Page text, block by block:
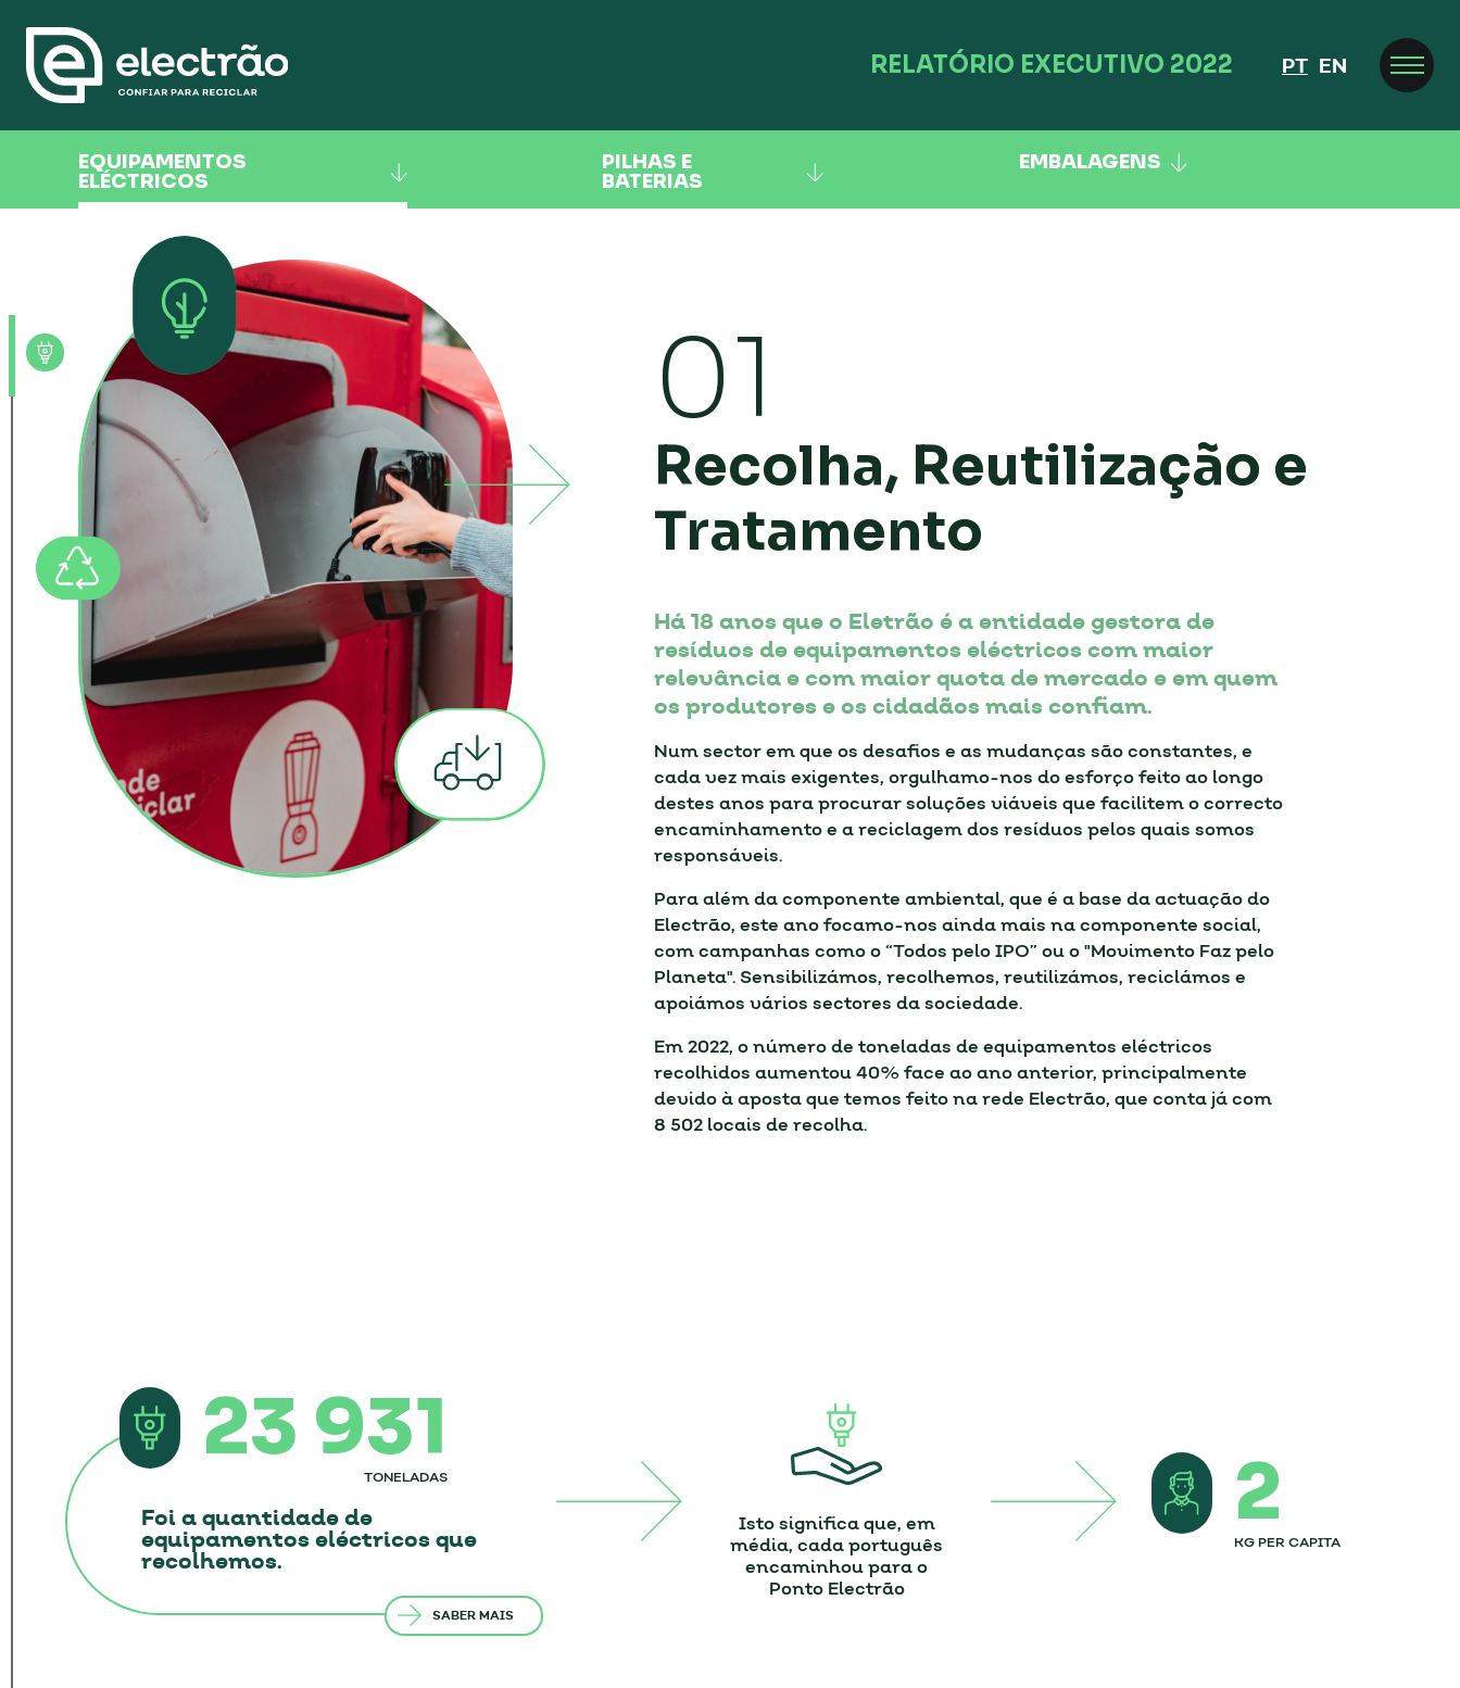
RELATÓRIO EXECUTIVO 2022 PT EN
EQUIPAMENTOS
ELÉCTRICOS
PILHAS E
BATERIAS
EMBALAGENS
01
Recolha, Reutilização e
Tratamento
Há 18 anos que o Eletrão é a entidade gestora de
resíduos de equipamentos eléctricos com maior
relevância e com maior quota de mercado e em quem
os produtores e os cidadãos mais confiam.
Num sector em que os desafios e as mudanças são constantes, e
cada vez mais exigentes, orgulhamo-nos do esforço feito ao longo
destes anos para procurar soluções viáveis que facilitem o correcto
encaminhamento e a reciclagem dos resíduos pelos quais somos
responsáveis.
Para além da componente ambiental, que é a base da actuação do
Electrão, este ano focamo-nos ainda mais na componente social,
com campanhas como o “Todos pelo IPO” ou o "Movimento Faz pelo
Planeta". Sensibilizámos, recolhemos, reutilizámos, reciclámos e
apoiámos vários sectores da sociedade.
Em 2022, o número de toneladas de equipamentos eléctricos
recolhidos aumentou 40% face ao ano anterior, principalmente
devido à aposta que temos feito na rede Electrão, que conta já com
8 502 locais de recolha.
23 931
TONELADAS
Foi a quantidade de
equipamentos eléctricos que
recolhemos.
SABER MAIS
Isto significa que, em
média, cada português
encaminhou para o
Ponto Electrão
2
KG PER CAPITA
Considerando as categorias definidas
na legislação a recolha de
equipamentos eléctricos pode dividir-
se da seguinte forma: